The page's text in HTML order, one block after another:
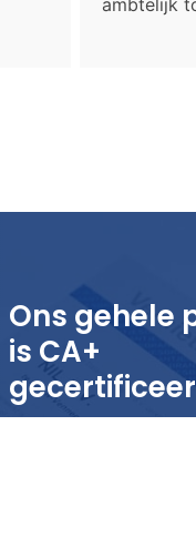
Ons gehele
is CA+